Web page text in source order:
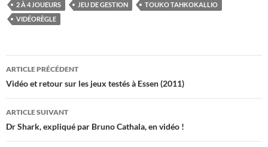
2 À 4 JOUEURS JEU DE GESTION
TOUKO TAHKOKALLIO
VIDÉORÈGLE
Navigation
des
articles
ARTICLE PRÉCÉDENT
Vidéo et retour sur les jeux testés à Essen (2011)
ARTICLE SUIVANT
Dr Shark, expliqué par Bruno Cathala, en vidéo !